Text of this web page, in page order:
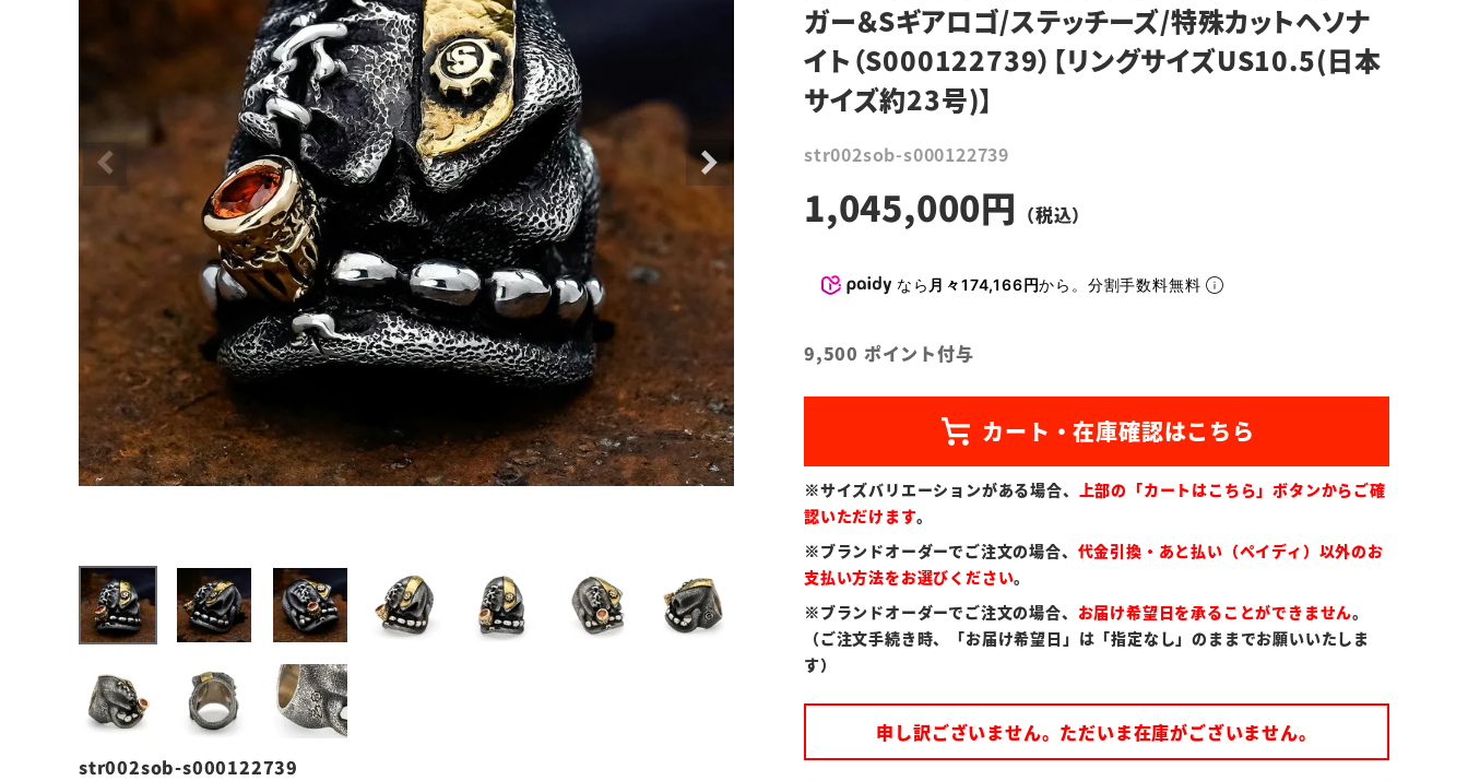
str002sob-s000122739
ガー＆Sギアロゴ/ステッチーズ/特殊カットヘソナ
イト（S000122739）【リングサイズUS10.5(日本
サイズ約23号)】
str002sob-s000122739
1,045,000
なら 月々174,166円から。分割手数料無料
9,500 ポイント付与
※サイズバリエーションがある場合、
上部の「カートはこちら」ボタンからご確
認いただけます。
※ブランドオーダーでご注文の場合、 代金引換・あと払い（ペイディ）以外のお
支払い方法をお選びください。
※ブランドオーダーでご注文の場合、 お届け希望日を承ることができません。
（ご注文手続き時、「お届け希望日」は「指定なし」のままでお願いいたしま
す）
申し訳ございません。ただいま在庫がございません。